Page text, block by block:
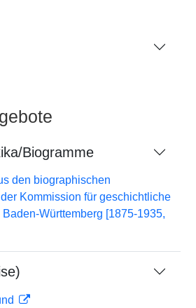
Biogramme
den biographischen
Kommission für geschichtliche
Württemberg [1875-1935,